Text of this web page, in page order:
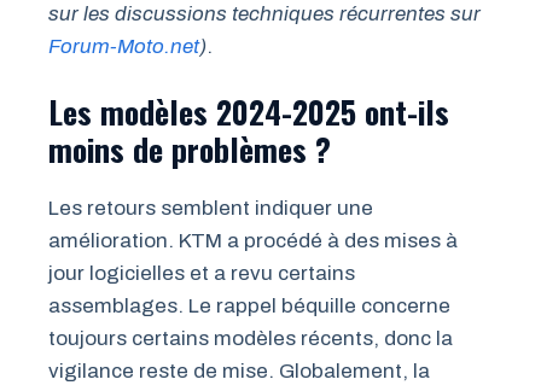
sur les discussions techniques récurrentes sur
Forum-Moto.net).
Les modèles 2024-2025 ont-ils
moins de problèmes ?
Les retours semblent indiquer une
amélioration. KTM a procédé à des mises à
jour logicielles et a revu certains
assemblages. Le rappel béquille concerne
toujours certains modèles récents, donc la
vigilance reste de mise. Globalement, la